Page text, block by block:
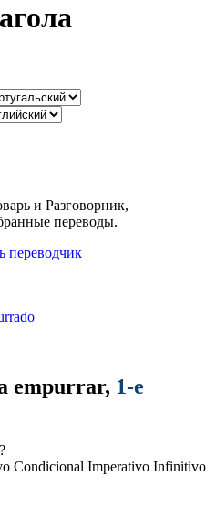
и Разговорник,
переводы.
empurrar, 1-е
Condicional Imperativo Infinitivo